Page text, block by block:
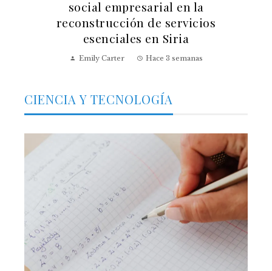
social empresarial en la
reconstrucción de servicios
esenciales en Siria
Emily Carter Hace 3 semanas
CIENCIA Y TECNOLOGÍA